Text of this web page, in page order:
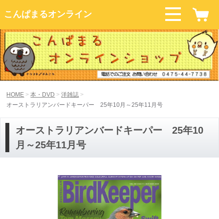
こんぱまるオンライン
HOME 本・DVD
洋雑誌
オーストラリアンバードキーパー 25年10月～25年11月号
オーストラリアンバードキーパー 25年10
月～25年11月号